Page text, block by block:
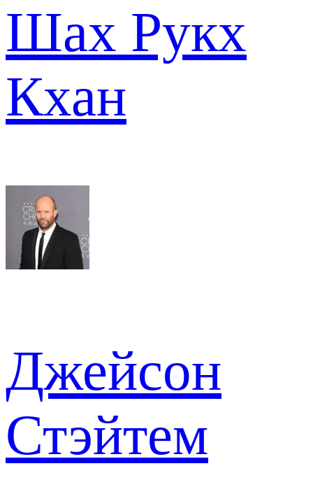
Шах Рукх
Кхан
Джейсон
Стэйтем